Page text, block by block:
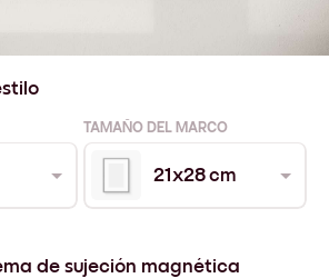
TAMAÑO DEL MARCO
21x28 cm
de sujeción magnética